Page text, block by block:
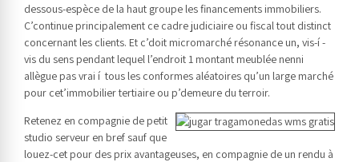
dessous-espèce de la haut groupe les financements immobiliers.
C’continue principalement ce cadre judiciaire ou fiscal tout distinct
concernant les clients. Et c’doit micromarché résonance un, vis-í -
vis du sens pendant lequel l’endroit 1 montant meublée nenni
allègue pas vrai í tous les conformes aléatoires qu’un large marché
pour cet’immobilier tertiaire ou p’demeure du terroir.
Retenez en compagnie de petit
studio serveur en bref sauf que
louez-cet pour des prix avantageuses, en compagnie de un rendu à